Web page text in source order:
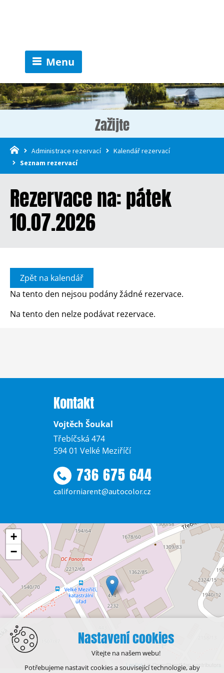
Menu
Zažijte
Administrace rezervací
Kalendář rezervací
Seznam rezervací
Rezervace na: pátek
10.07.2026
Zpět na kalendář
Na tento den nejsou podány žádné rezervace.
Na tento den nelze podávat rezervace.
Kontakt
Vojtěch Šoukal
Třebíčská 474
594 01 Velké Meziříčí
736 675 644
californiarent@autocolor.cz
+
−
Leaflet | © OpenStreetMap contributors
Nastavení cookies
Vítejte na našem webu!
Potřebujeme nastavit cookies a související technologie, aby